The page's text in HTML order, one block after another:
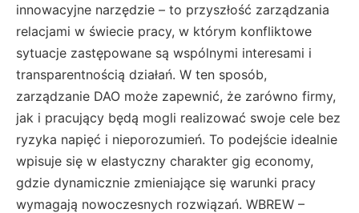
innowacyjne narzędzie – to przyszłość zarządzania
relacjami w świecie pracy, w którym konfliktowe
sytuacje zastępowane są wspólnymi interesami i
transparentnością działań. W ten sposób,
zarządzanie DAO może zapewnić, że zarówno firmy,
jak i pracujący będą mogli realizować swoje cele bez
ryzyka napięć i nieporozumień. To podejście idealnie
wpisuje się w elastyczny charakter gig economy,
gdzie dynamicznie zmieniające się warunki pracy
wymagają nowoczesnych rozwiązań. WBREW –